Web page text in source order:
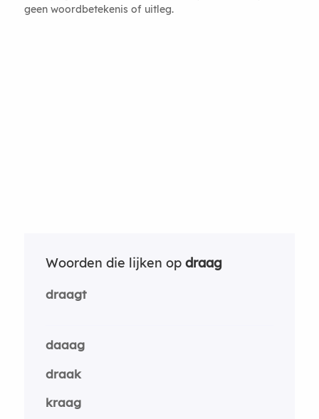
geen woordbetekenis of uitleg.
Woorden die lijken op draag
draagt
daaag
draak
kraag